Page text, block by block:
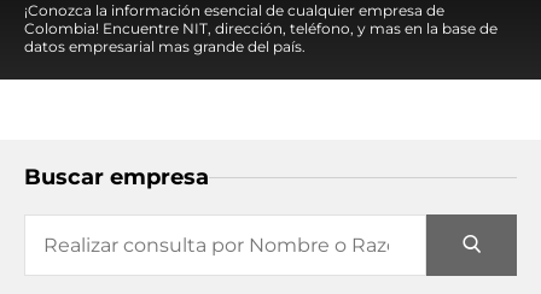
¡Conozca la información esencial de cualquier empresa de
Colombia! Encuentre NIT, dirección, teléfono, y mas en la base de
datos empresarial mas grande del país.
Buscar empresa